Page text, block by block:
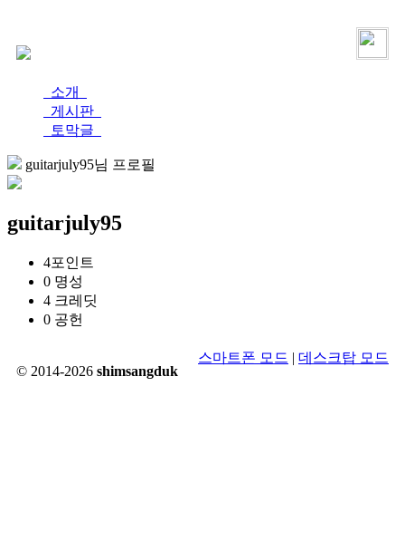
소개
게시판
토막글
guitarjuly95님 프로필
guitarjuly95
4포인트
0 명성
4 크레딧
0 공헌
© 2014-2026 shimsangduk
스마트폰 모드 | 데스크탑 모드